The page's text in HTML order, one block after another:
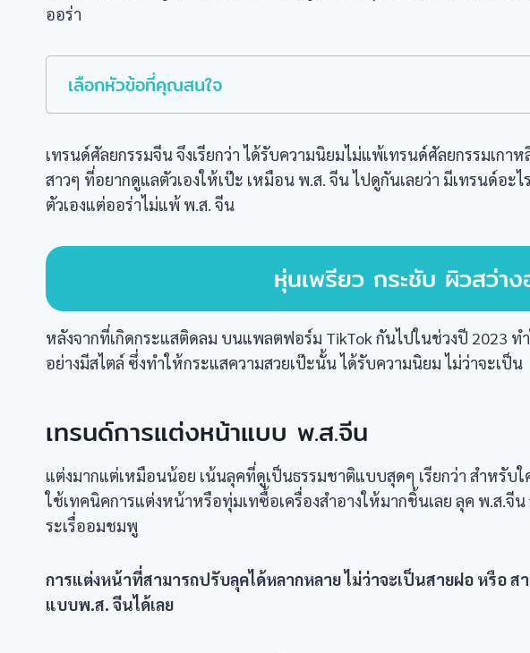
ออร่า
เลือกหัวข้อที่คุณสนใจ
เทรนด์ศัลยกรรมจีน จึงเรียกว่า ได้รับความนิยมไม่แพ้เทรนด์ศัลยกรรมเกา
สาวๆ ที่อยากดูแลตัวเองให้เป๊ะ เหมือน พ.ส. จีน ไปดูกันเลยว่า มีเทรนด์อ
ตัวเองแต่ออร่าไม่แพ้ พ.ส. จีน
หุ่นเพรียว กระชับ ผิวสว่าง
หลังจากที่เกิดกระแสติดลม บนแพลตฟอร์ม TikTok กันไปในช่วงปี 2023 ท
อย่างมีสไตล์ ซึ่งทำให้กระแสความสวยเป๊ะนั้น ได้รับความนิยม ไม่ว่าจะเป็น
เทรนด์การแต่งหน้าแบบ พ.ส.จีน
แต่งมากแต่เหมือนน้อย เน้นลุคที่ดูเป็นธรรมชาติแบบสุดๆ เรียกว่า สำหรับ
ใช้เทคนิคการแต่งหน้าหรือทุ่มเทซื้อเครื่องสำอางให้มากชิ้นเลย ลุค พ.ส.จีน
ระเรื่ออมชมพู
การแต่งหน้าที่สามารถปรับลุคได้หลากหลาย ไม่ว่าจะเป็นสายฝอ หรือ ส
แบบพ.ส. จีนได้เลย